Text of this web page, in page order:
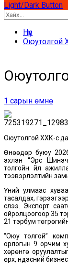
Light/Dark Button
Хайх:
Нүүр
Оюутолгой
1 сарын өмнө
Оюутолгой ХХК-с
Өнөөдөр буюу
эхлэн “Эрс
толгойн үйл
тээвэрлэлтийн
Үүний улмаас
тасалдах, гэрээгээр
үүслээ. Экспорт
ойролцоогоор 35
21 тэрбум
“Оюу толгой”
орлогын 9 орчим
хөрөнгө
өрх, үндэсний